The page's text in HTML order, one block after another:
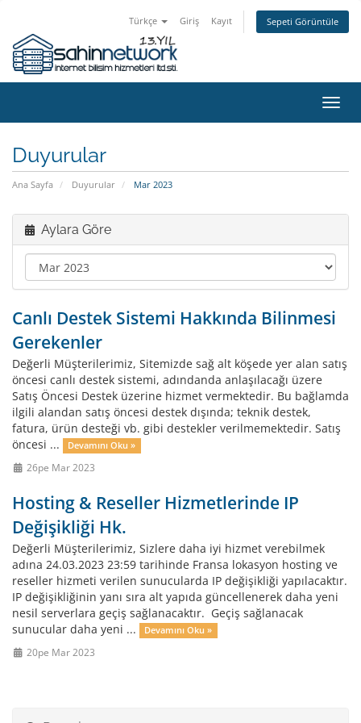
Türkçe Giriş Kayıt Sepeti Görüntüle
Duyurular
Ana Sayfa Duyurular Mar 2023
Aylara Göre
Canlı Destek Sistemi Hakkında Bilinmesi
Gerekenler
Değerli Müşterilerimiz, Sitemizde sağ alt köşede yer alan satış
öncesi canlı destek sistemi, adındanda anlaşılacağı üzere
Satış Öncesi Destek üzerine hizmet vermektedir. Bu bağlamda
ilgili alandan satış öncesi destek dışında; teknik destek,
fatura, ürün desteği vb. gibi destekler verilmemektedir. Satış
öncesi ...
Devamını Oku »
26pe Mar 2023
Hosting & Reseller Hizmetlerinde IP
Değişikliği Hk.
Değerli Müşterilerimiz, Sizlere daha iyi hizmet verebilmek
adına 24.03.2023 23:59 tarihinde Fransa lokasyon hosting ve
reseller hizmeti verilen sunucularda IP değişikliği yapılacaktır.
IP değişikliğinin yanı sıra alt yapıda güncellenerek daha yeni
nesil serverlara geçiş sağlanacaktır. Geçiş sağlanacak
sunucular daha yeni ...
Devamını Oku »
20pe Mar 2023